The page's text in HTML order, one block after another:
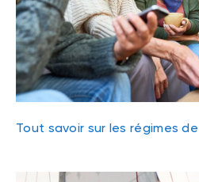
Tout savoir sur les régimes